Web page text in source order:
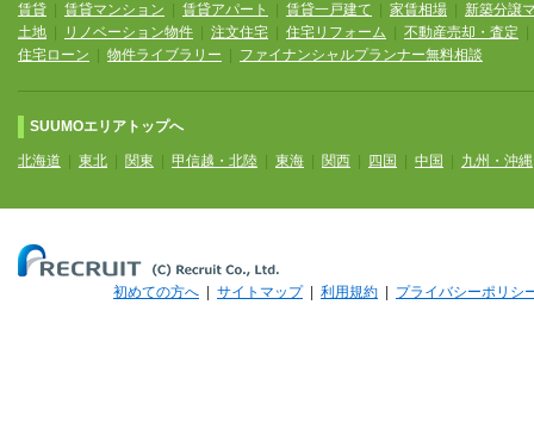
賃貸 賃貸マンション 賃貸アパート 賃貸一戸建て 家賃相場
新築分譲
土地
リノベーション物件 注文住宅 住宅リフォーム 不動産売却・査定
住宅ローン
物件ライブラリー ファイナンシャルプランナー無料相談
SUUMOエリアトップへ
北海道 東北 関東 甲信越・北陸 東海 関西 四国 中国 九州・沖縄
初めての方へ サイトマップ| 利用規約 プライバシーポリシ